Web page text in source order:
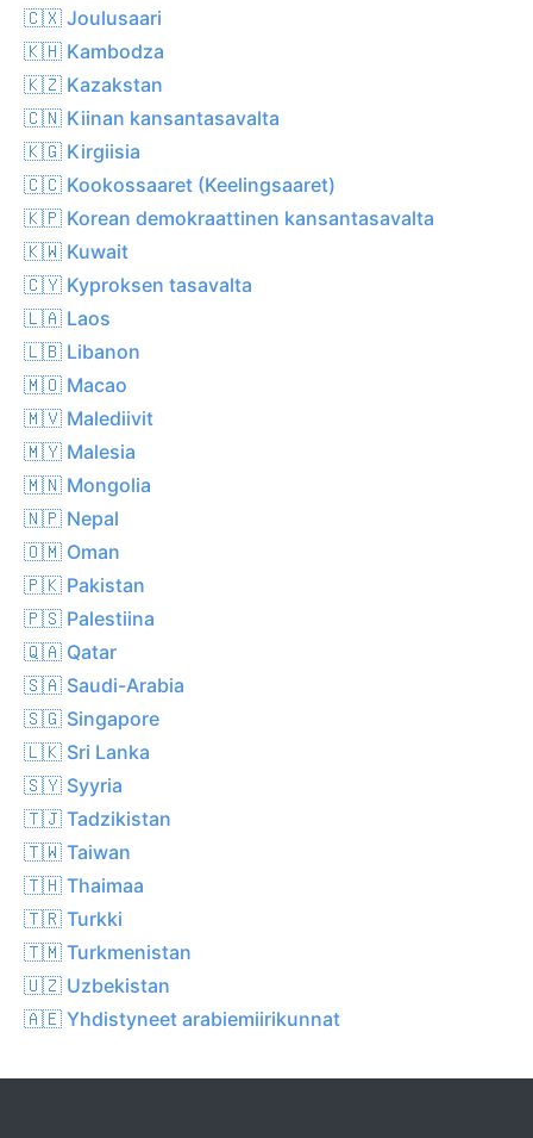
🇨🇽 Joulusaari
🇰🇭 Kambodza
🇰🇿 Kazakstan
🇨🇳 Kiinan kansantasavalta
🇰🇬 Kirgiisia
🇨🇨 Kookossaaret (Keelingsaaret)
🇰🇵 Korean demokraattinen kansantasavalta
🇰🇼 Kuwait
🇨🇾 Kyproksen tasavalta
🇱🇦 Laos
🇱🇧 Libanon
🇲🇴 Macao
🇲🇻 Malediivit
🇲🇾 Malesia
🇲🇳 Mongolia
🇳🇵 Nepal
🇴🇲 Oman
🇵🇰 Pakistan
🇵🇸 Palestiina
🇶🇦 Qatar
🇸🇦 Saudi-Arabia
🇸🇬 Singapore
🇱🇰 Sri Lanka
🇸🇾 Syyria
🇹🇯 Tadzikistan
🇹🇼 Taiwan
🇹🇭 Thaimaa
🇹🇷 Turkki
🇹🇲 Turkmenistan
🇺🇿 Uzbekistan
🇦🇪 Yhdistyneet arabiemiirikunnat